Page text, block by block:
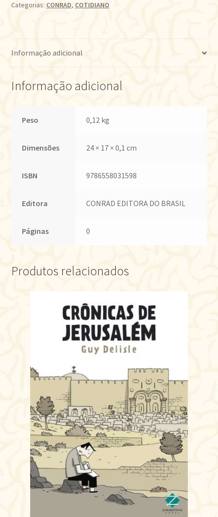
Categorias: CONRAD, COTIDIANO
Informação adicional
Informação adicional
Peso 0,12 kg
Dimensões 24 × 17 × 0,1 cm
ISBN 9786558031598
Editora CONRAD EDITORA DO BRASIL
Páginas 0
Produtos relacionados